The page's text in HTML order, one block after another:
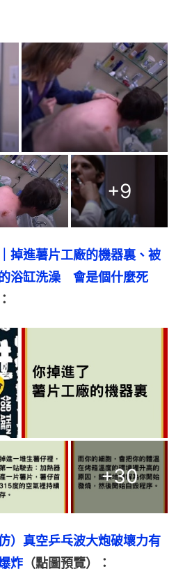
+9
掉進薯片工廠的機器裏、被
浴缸洗澡　會是個什麼死
+30
仿）真空乒乓波大炮破壞力有
炸 （點圖預覽）：